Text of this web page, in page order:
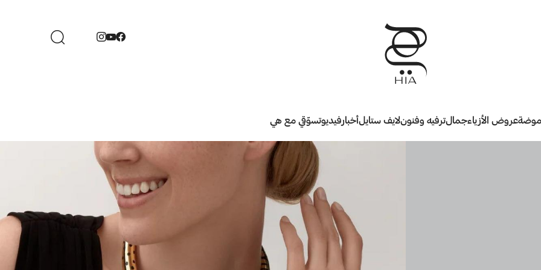
موضةعروض الأزياءجمالترفيه وفنونلايف ستايلأخبارفيديوتسوّقي مع هي